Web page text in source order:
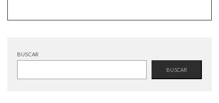
BUSCAR
BUSCAR